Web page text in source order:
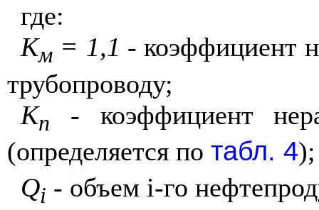
где:
Км= 1,1 - коэффициент
трубопроводу;
Кп
- коэффициент
(определяется по табл. 4);
Qi - объем i-го